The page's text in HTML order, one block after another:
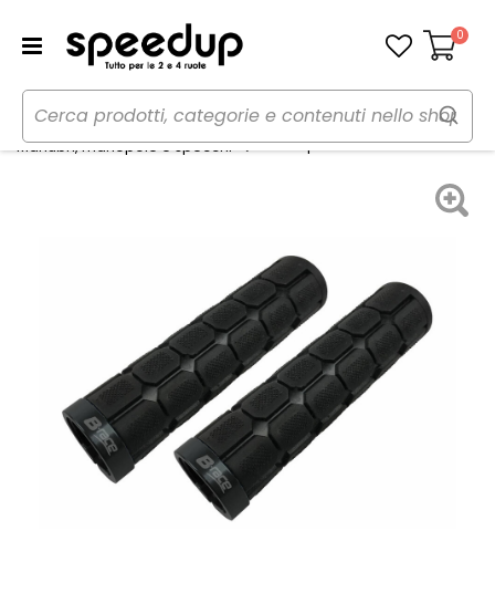
Carrello
0
Home Bici
Componenti e parti
Manubri, manopole e specchi
Manopole Rubber - B-RACE